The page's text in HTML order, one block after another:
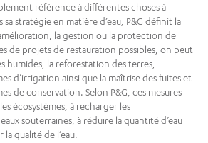
référence à différentes choses à
stratégie en matière d’eau, P&G définit la
la gestion ou la protection de
de projets de restauration possibles, on peut
humides, la reforestation des terres,
d’irrigation ainsi que la maîtrise des fuites et
de conservation. Selon P&G, ces mesures
écosystèmes, à recharger les
souterraines, à réduire la quantité d’eau
qualité de l’eau.